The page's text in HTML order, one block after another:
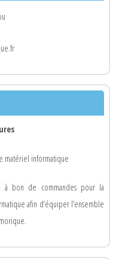
matériel informatique
à bon de commandes pour la
afin d’équiper l’ensemble